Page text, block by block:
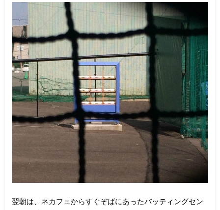
翌朝は、ネカフェからすぐぞばにあったバッティングセン